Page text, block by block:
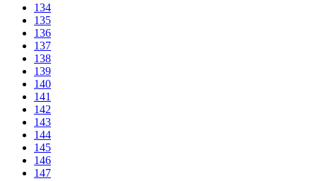
134
135
136
137
138
139
140
141
142
143
144
145
146
147